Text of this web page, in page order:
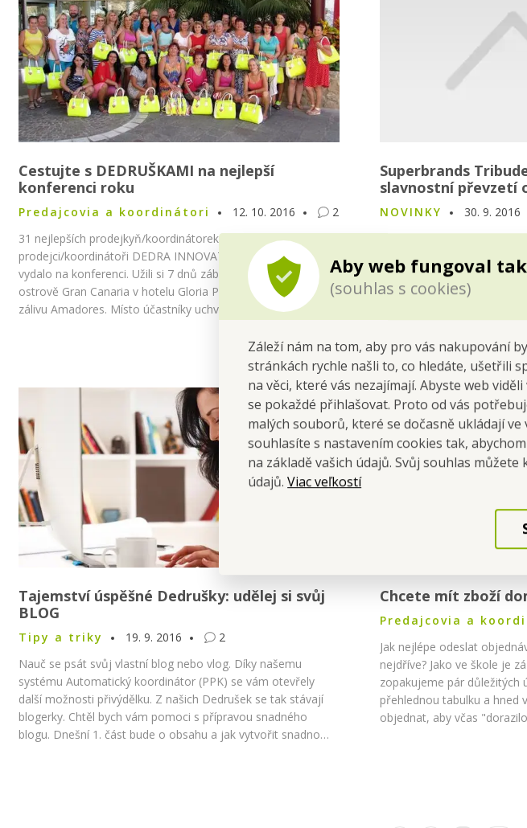
Aby web fungoval
(souhlas s cookies)
Záleží nám na tom, aby pro vás nakupování
stránkách rychle našli to, co hledáte, ušetřili
na věci, které vás nezajímají. Abyste web
se pokaždé přihlašovat. Proto od vás
malých souborů, které se dočasně ukládají
souhlasíte s nastavením cookies tak,
na základě vašich údajů. Svůj souhlas
údajů.Viac veľkostí
Cestujte s DEDRUŠKAMI na nejlepší
konferenci roku
Predajcovia a koordinátori 12. 10. 2016
2
31 nejlepších prodejkyň/koordinátorek a 2
prodejci/koordinátoři DEDRA INNOVATIONS se s námi
vydalo na konferenci. Užili si 7 dnů zábavy a školení na
ostrově Gran Canaria v hotelu Gloria Palace Royal and Spa v
zálivu Amadores. Místo účastníky uchvátilo a pomohlo jim
Superbrands
slavnostní převzetí
NOVINKY 30. 9. 2016
Vrcholem programu
Event, který se koná již
finále aktuální Superbrands
převzetí plaket Superbrands
Tajemství úspěšné Dedrušky: udělej si svůj
BLOG
Tipy a triky 19. 9. 2016
2
Nauč se psát svůj vlastní blog nebo vlog. Díky našemu
systému Automatický koordinátor (PPK) se vám otevřely
další možnosti přivýdělku. Z našich Dedrušek se tak stávají
blogerky. Chtěl bych vám pomoci s přípravou snadného
blogu. Dnešní 1. část bude o obsahu a jak vytvořit snadno
Chcete mít zboží
Predajcovia a
Jak nejlépe odeslat
nejdříve? Jako ve škole je
zopakujeme pár důležitých
přehlednou tabulku a hned
objednat, aby včas